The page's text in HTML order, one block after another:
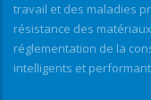
travail et des maladies
résistance des
réglementation de la
intelligents et